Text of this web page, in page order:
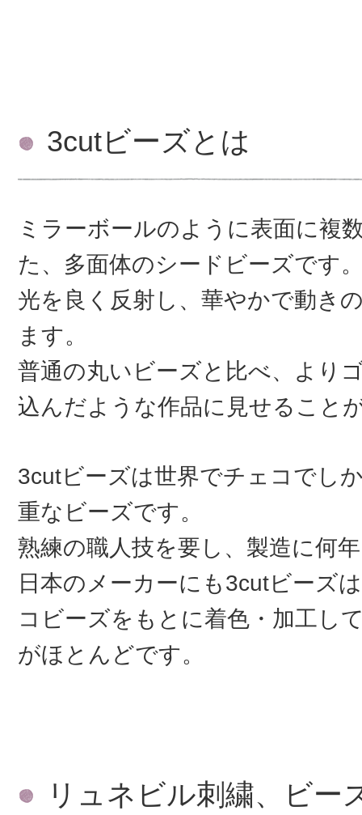
3cutビーズとは
ミラーボールのように表面に複
た、多面体のシードビーズです
光を良く反射し、華やかで動き
ます。
普通の丸いビーズと比べ、より
込んだような作品に見せること
3cutビーズは世界でチェコでし
重なビーズです。
熟練の職人技を要し、製造に何
日本のメーカーにも3cutビーズ
コビーズをもとに着色・加工し
がほとんどです。
リュネビル刺繍、ビー